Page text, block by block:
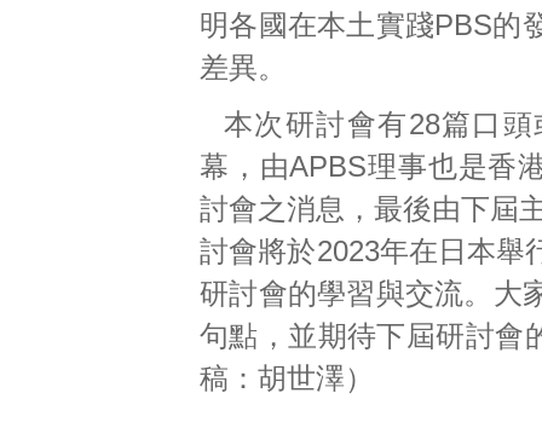
明各國在本土實踐PBS的
差異。
本次研討會有28篇口
幕，由APBS理事也是香
討會之消息，最後由下屆
討會將於2023年在日本舉
研討會的學習與交流。大
句點，並期待下屆研討會
稿：胡世澤）